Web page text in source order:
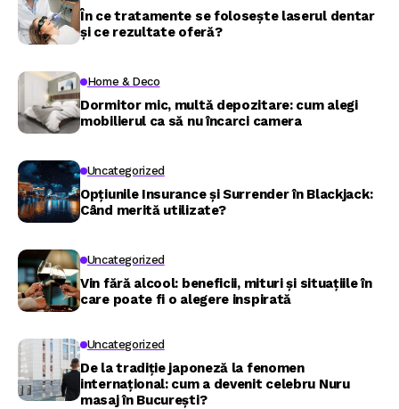
În ce tratamente se folosește laserul dentar
și ce rezultate oferă?
Home & Deco
Dormitor mic, multă depozitare: cum alegi
mobilierul ca să nu încarci camera
Uncategorized
Opțiunile Insurance și Surrender în Blackjack:
Când merită utilizate?
Uncategorized
Vin fără alcool: beneficii, mituri și situațiile în
care poate fi o alegere inspirată
Uncategorized
De la tradiție japoneză la fenomen
internațional: cum a devenit celebru Nuru
masaj în București?